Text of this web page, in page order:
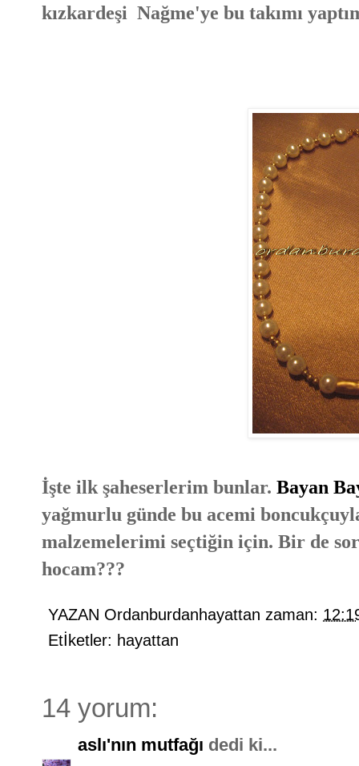
kızkardeşi Nağme'ye bu takımı
İşte ilk şaheserlerim bunlar. Bayan
yağmurlu günde bu acemi
malzemelerimi seçtiğin için. Bir de
hocam???
YAZAN Ordanburdanhayattan zaman:
Etİketler: hayattan
14 yorum:
aslı'nın mutfağı dedi ki...